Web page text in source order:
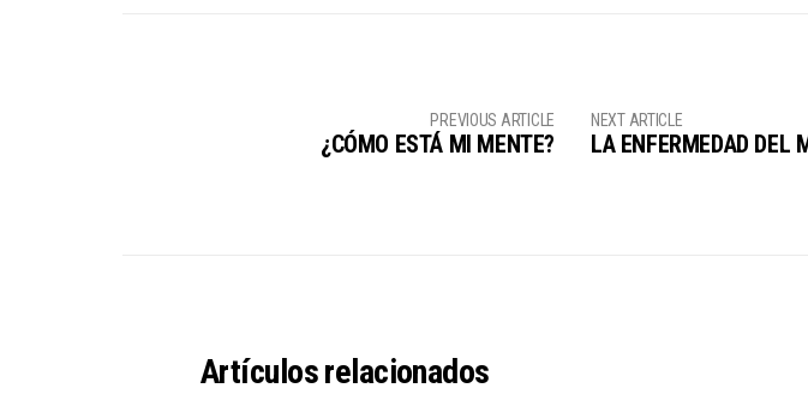
PREVIOUS ARTICLE
¿CÓMO ESTÁ MI MENTE?
NEXT ARTICLE
LA ENFERMEDAD DEL
Artículos relacionados